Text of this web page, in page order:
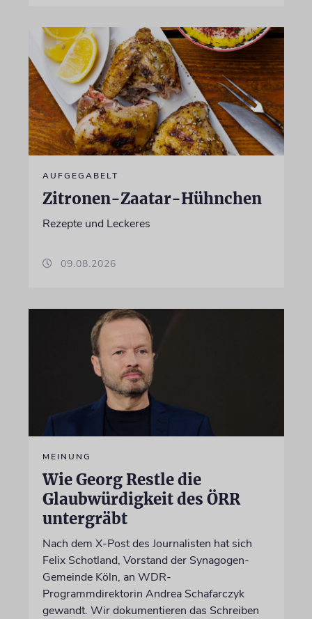
AUFGEGABELT
Zitronen-Zaatar-Hühnchen
Rezepte und Leckeres
09.08.2026
MEINUNG
Wie Georg Restle die
Glaubwürdigkeit des ÖRR
untergräbt
Nach dem X-Post des Journalisten hat sich
Felix Schotland, Vorstand der Synagogen-
Gemeinde Köln, an WDR-
Programmdirektorin Andrea Schafarczyk
gewandt. Wir dokumentieren das Schreiben